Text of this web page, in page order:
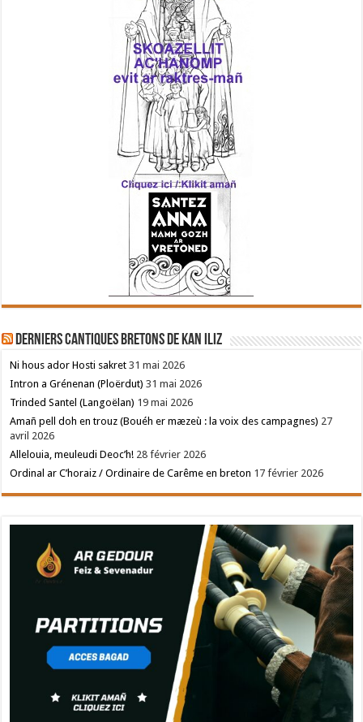
Derniers cantiques bretons de Kan Iliz
Ni hous ador Hosti sakret 31 mai 2026
Intron a Grénenan (Ploërdut) 31 mai 2026
Trinded Santel (Langoëlan) 19 mai 2026
Amañ pell doh en trouz (Bouéh er mæzeù : la voix des campagnes) 27
avril 2026
Allelouia, meuleudi Deoc’h! 28 février 2026
Ordinal ar C’horaiz / Ordinaire de Carême en breton 17 février 2026